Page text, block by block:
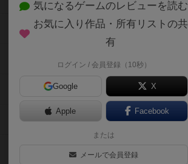
気になるゲームのレビューを読む
お気に入り作品・所有リストの共
有
ログイン / 会員登録（10秒）
Google X
Apple Facebook
または
メールで会員登録
メカニクス特集
掲示板・トピックス
ボドとも・会員一覧
ボードゲーム業界コラム
ボドゲーマご利用案内